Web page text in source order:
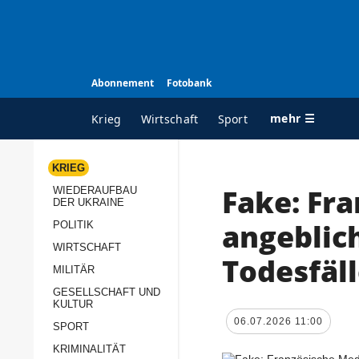
Abonnement Fotobank
Krieg Wirtschaft Sport mehr ☰
ALLE RUBRIKEN
Wiederaufbau der
Politik
Militär
KRIEG
WIEDERAUFBAU
DER UKRAINE
POLITIK
WIRTSCHAFT
MILITÄR
GESELLSCHAFT UND
KULTUR
SPORT
KRIMINALITÄT
Fake:
06.07.2026 11:00